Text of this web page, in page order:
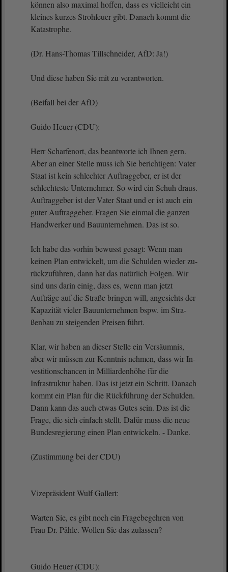
können also maximal hoffen, dass es vielleicht ein
kleines kurzes Strohfeuer gibt. Danach kommt die
Katastrophe.
(Dr. Hans-Thomas Tillschneider, AfD: Ja!)
Und diese haben Sie mit zu verantworten.
(Beifall bei der AfD)
Guido Heuer (CDU):
Herr Scharfenort, das beantworte ich Ihnen gern.
Aber an einer Stelle muss ich Sie berichtigen: Vater
Staat ist kein schlechter Auftraggeber, er ist der
schlechteste Unternehmer. So wird ein Schuh draus.
Auftraggeber ist der Vater Staat und er ist auch ein
guter Auftraggeber. Fragen Sie einmal die ganzen
Handwerker und Bauunternehmen. Das ist so.
Ich habe das vorhin bewusst gesagt: Wenn man
keinen Plan entwickelt, um die Schulden wieder zu-
rückzuführen, dann hat das natürlich Folgen. Wir
sind uns darin einig, dass es, wenn man jetzt
Aufträge auf die Straße bringen will, angesichts der
Kapazität vieler Bauunternehmen bspw. im Stra-
ßenbau zu steigenden Preisen führt.
Klar, wir haben an dieser Stelle ein Versäumnis,
aber wir müssen zur Kenntnis nehmen, dass wir In-
vestitionschancen in Milliardenhöhe für die
Infrastruktur haben. Das ist jetzt ein Schritt. Danach
kommt ein Plan für die Rückführung der Schulden.
Dann kann das auch etwas Gutes sein. Das ist die
Frage, die sich einfach stellt. Dafür muss die neue
Bundesregierung einen Plan entwickeln. - Danke.
(Zustimmung bei der CDU)
Vizepräsident Wulf Gallert:
Warten Sie, es gibt noch ein Fragebegehren von
Frau Dr. Pähle. Wollen Sie das zulassen?
Guido Heuer (CDU):